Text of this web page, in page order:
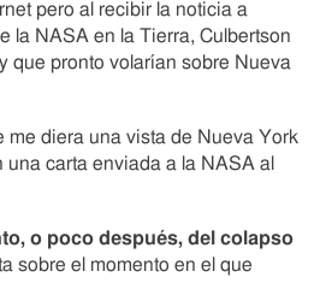
pero al recibir la noticia a
la NASA en la Tierra, Culbertson
que pronto volarían sobre Nueva
me diera una vista de Nueva York
carta enviada a la NASA al
o poco después, del colapso
sobre el momento en el que